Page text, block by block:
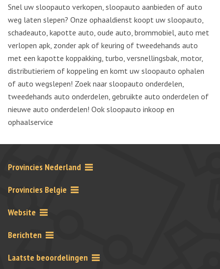
Snel uw sloopauto verkopen, sloopauto aanbieden of auto
weg laten slepen? Onze ophaaldienst koopt uw sloopauto,
schadeauto, kapotte auto, oude auto, brommobiel, auto met
verlopen apk, zonder apk of keuring of tweedehands auto
met een kapotte koppakking, turbo, versnellingsbak, motor,
distributieriem of koppeling en komt uw sloopauto ophalen
of auto wegslepen! Zoek naar sloopauto onderdelen,
tweedehands auto onderdelen, gebruikte auto onderdelen of
nieuwe auto onderdelen! Ook sloopauto inkoop en
ophaalservice
Provincies Nederland
Provincies Belgie
Website
Berichten
Laatste beoordelingen